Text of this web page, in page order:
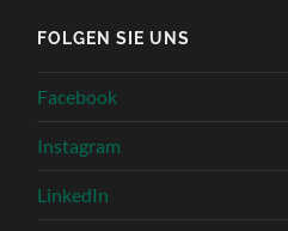
FOLGEN SIE UNS
Facebook
Instagram
LinkedIn